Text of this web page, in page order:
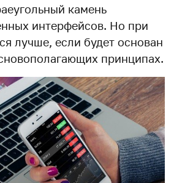
камень
интерфейсов. Но при
лучше, если будет основан
принципах.